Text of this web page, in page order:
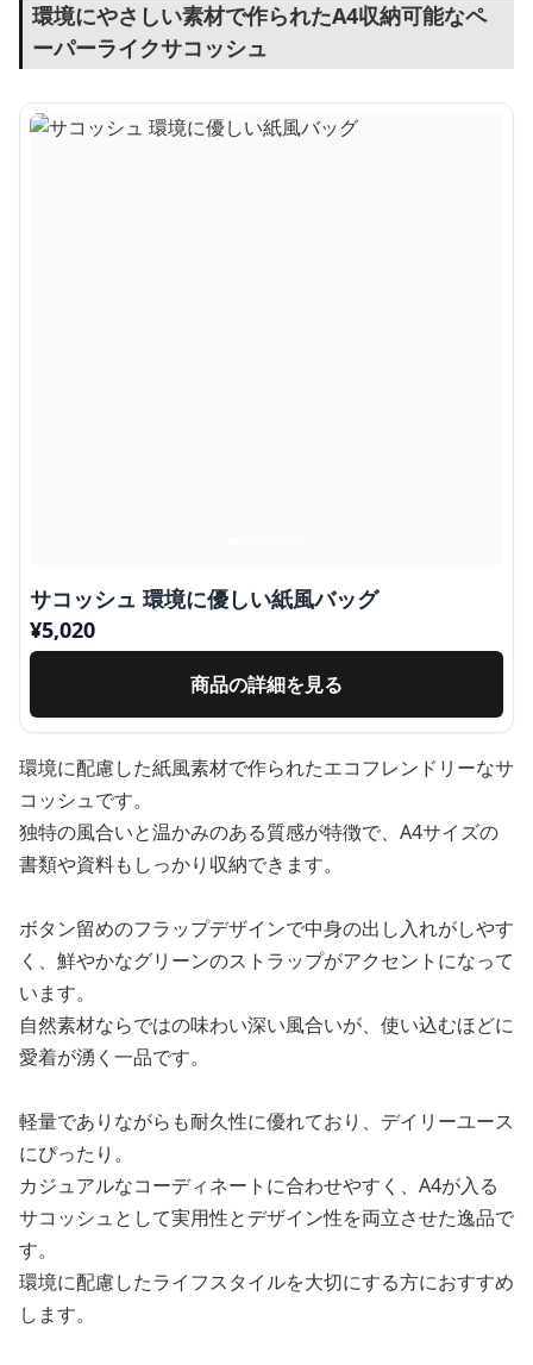
環境にやさしい素材で作られたA4収納可能なペ
ーパーライクサコッシュ
サコッシュ 環境に優しい紙風バッグ
¥5,020
商品の詳細を見る
環境に配慮した紙風素材で作られたエコフレンドリーなサ
コッシュです。
独特の風合いと温かみのある質感が特徴で、A4サイズの
書類や資料もしっかり収納できます。
ボタン留めのフラップデザインで中身の出し入れがしやす
く、鮮やかなグリーンのストラップがアクセントになって
います。
自然素材ならではの味わい深い風合いが、使い込むほどに
愛着が湧く一品です。
軽量でありながらも耐久性に優れており、デイリーユース
にぴったり。
カジュアルなコーディネートに合わせやすく、A4が入る
サコッシュとして実用性とデザイン性を両立させた逸品で
す。
環境に配慮したライフスタイルを大切にする方におすすめ
します。